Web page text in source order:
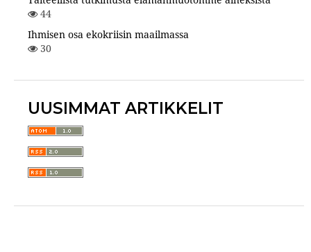
44
Ihmisen osa ekokriisin maailmassa
30
UUSIMMAT ARTIKKELIT